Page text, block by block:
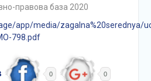
правова база 2020
app/media/zagalna%20serednya/
798.pdf
0 0